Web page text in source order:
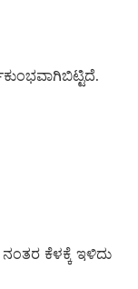
ಕೆಳಕ್ಕೆ ಇಳಿದು